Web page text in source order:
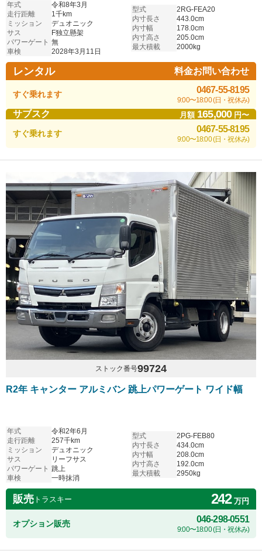
年式
令和8年3月
走行距離
1千km
ミッション
デュオニック
サス
F独立懸架
パワーゲート 無
車検
2028年3月11日
型式
2RG-FEA20
内寸長さ
443.0cm
内寸幅
178.0cm
内寸高さ
205.0cm
最大積載
2000kg
レンタル 料金お問い合わせ
すぐ乗れます 0467-55-8195
9:00〜18:00 (日・祝休み)
サブスク 月額 165,000円〜
すぐ乗れます 0467-55-8195
9:00〜18:00 (日・祝休み)
ストック番号99724
R2年 キャンター アルミバン 跳上パワーゲート ワイド幅
年式
令和2年6月
走行距離
257千km
ミッション
デュオニック
サス
リーフサス
パワーゲート 跳上
車検
一時抹消
型式
2PG-FEB80
内寸長さ
434.0cm
内寸幅
208.0cm
内寸高さ
192.0cm
最大積載
2950kg
販売 トラスキー 242万円
オプション販売 046-298-0551
9:00〜18:00 (日・祝休み)